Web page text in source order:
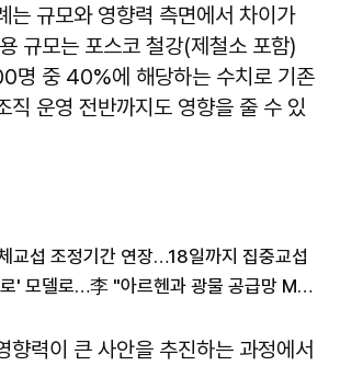
는 규모와 영향력 측면에서 차이가
규모는 포스코 철강(제철소 포함)
명 중 40%에 해당하는 수치로 기존
직 운영 전반까지도 영향을 줄 수 있
교섭 조정기간 연장…18일까지 집중교섭
포스코 '살 데 오로' 모델로…李 "아르헨과 광물 공급망 MOU"
향력이 큰 사안을 추진하는 과정에서